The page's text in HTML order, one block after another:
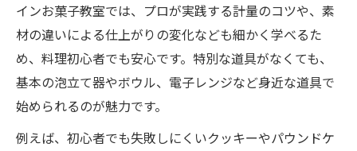
インお菓子教室では、プロが実践する計量のコツや、素
材の違いによる仕上がりの変化なども細かく学べるた
め、料理初心者でも安心です。特別な道具がなくても、
基本の泡立て器やボウル、電子レンジなど身近な道具で
始められるのが魅力です。
例えば、初心者でも失敗しにくいクッキーやパウンドケ